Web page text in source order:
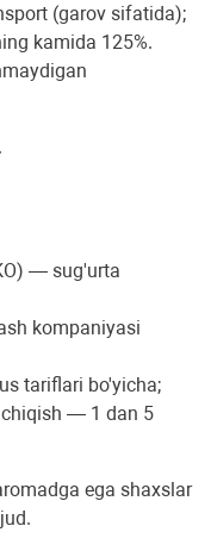
(garov sifatida);
kamida 125%.
— sug'urta
kompaniyasi
tariflari bo'yicha;
— 1 dan 5
ega shaxslar